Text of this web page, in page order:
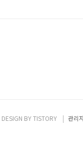
DESIGN BYTISTORY 관리